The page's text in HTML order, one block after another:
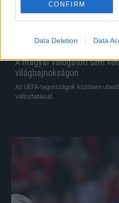
CONFIRM
Data Deletion Data
A magyar válogatott sem
világbajnokságon
Az UEFA-tagországok közösen
változtatását.